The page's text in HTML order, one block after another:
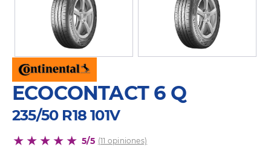
ECOCONTACT 6 Q
235/50 R18 101V
5/5 (11 opiniones)